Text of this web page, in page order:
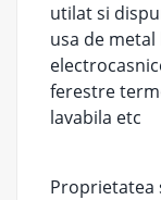
utilat si
usa de
ferestre
lavabila etc
Proprietatea